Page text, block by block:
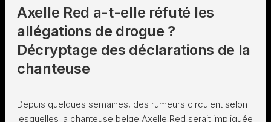
Axelle Red a-t-elle réfuté les
allégations de drogue ?
Décryptage des déclarations de la
chanteuse
Depuis quelques semaines, des rumeurs circulent selon
lesquelles la chanteuse belge Axelle Red serait impliquée